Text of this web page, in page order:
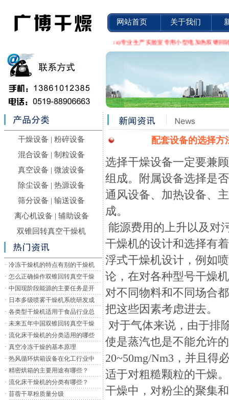
网站首页 关于我们
备有限公司(http://www.yfdry.cn)专业生产实验室专用小型电加热双锥回转真空
干燥设备 |粉碎设备
混合设备 |制粒设备
真空设备 |微波设备
除尘设备 |热源设备
筛分设备 |输送设备
离心机设备 | 辅助设备
双锥回转真空干燥机
· 冷冻干燥机的特点有别的干燥机
· 怎么正确操作双锥回转真空干燥
· 中国现阶段能源的主要任务是开
· 日本多级喷雾干燥机系统研发成
· 各类型干燥机适用于食品行业总
· 未来五年中国双锥回转真空干燥
· 流化床干燥机的分类适用的哪些
· 真空冷冻干燥的基本原理
· 热风循环烘箱设备在化工行业中
· 精密烘箱的主要用途有哪些？
· 流化床干燥机的分类有哪些？
· 苜蓿干草粉质量分级
配套设备的选择方
选择干燥设备一定要兼
组成。附属设备选择是
通风设备、加热设备、
成。
能源费用的上升以及对
干燥机的设计和选择有
浮式干燥机设计，例如
论，在对各种型号干燥
对不同物料和不同场合
把这些因素考虑进去。
对于气体来说，由于排
使是蒸汽也是不能允许
20~50mg/Nm3，并且得
适于对粗糙颗粒的干燥
干燥中，对粉尘的聚集